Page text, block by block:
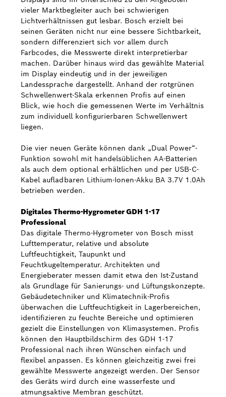
vieler Marktbegleiter auch bei schwierigen
Lichtverhältnissen gut lesbar. Bosch erzielt bei
seinen Geräten nicht nur eine bessere Sichtbarkeit,
sondern differenziert sich vor allem durch
Farbcodes, die Messwerte direkt interpretierbar
machen. Darüber hinaus wird das gewählte Material
im Display eindeutig und in der jeweiligen
Landessprache dargestellt. Anhand der rotgrünen
Schwellenwert-Skala erkennen Profis auf einen
Blick, wie hoch die gemessenen Werte im Verhältnis
zum individuell konfigurierbaren Schwellenwert
liegen.
Die vier neuen Geräte können dank „Dual Power“-
Funktion sowohl mit handelsüblichen AA-Batterien
als auch dem optional erhältlichen und per USB-C-
Kabel aufladbaren Lithium-Ionen-Akku BA 3.7V 1.0Ah
betrieben werden.
Digitales Thermo-Hygrometer GDH 1-17
Professional
Das digitale Thermo-Hygrometer von Bosch misst
Lufttemperatur, relative und absolute
Luftfeuchtigkeit, Taupunkt und
Feuchtkugeltemperatur. Architekten und
Energieberater messen damit etwa den Ist-Zustand
als Grundlage für Sanierungs- und Lüftungskonzepte.
Gebäudetechniker und Klimatechnik-Profis
überwachen die Luftfeuchtigkeit in Lagerbereichen,
identifizieren zu feuchte Bereiche und optimieren
gezielt die Einstellungen von Klimasystemen. Profis
können den Hauptbildschirm des GDH 1-17
Professional nach ihren Wünschen einfach und
flexibel anpassen. Es können gleichzeitig zwei frei
gewählte Messwerte angezeigt werden. Der Sensor
des Geräts wird durch eine wasserfeste und
atmungsaktive Membran geschützt.